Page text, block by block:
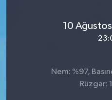
10
Nem: %97,
Rüzgar: